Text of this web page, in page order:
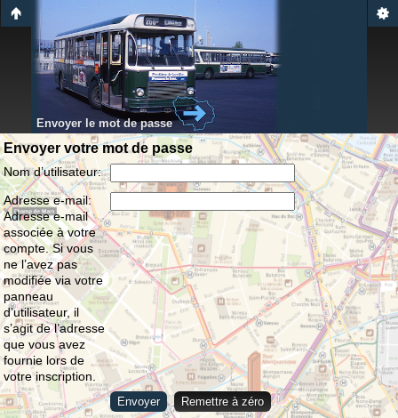
Envoyer le mot de passe
Envoyer votre mot de passe
Nom d’utilisateur:
Adresse e-mail:
Adresse e-mail
associée à votre
compte. Si vous
ne l’avez pas
modifiée via votre
panneau
d’utilisateur, il
s’agit de l’adresse
que vous avez
fournie lors de
votre inscription.